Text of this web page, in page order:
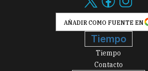
AÑADIR COMO FUENTE EN
Tiempo
Tiempo
Contacto